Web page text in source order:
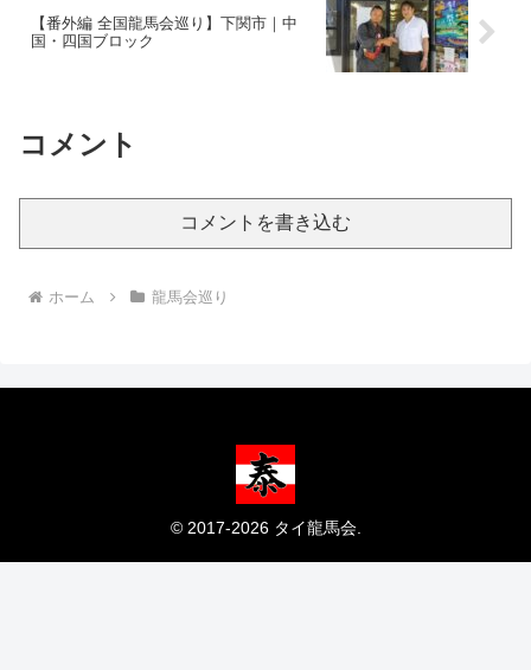
【番外編 全国龍馬会巡り】下関市｜中
国・四国ブロック
コメント
コメントを書き込む
ホーム 龍馬会巡り
© 2017-2026 タイ龍馬会.